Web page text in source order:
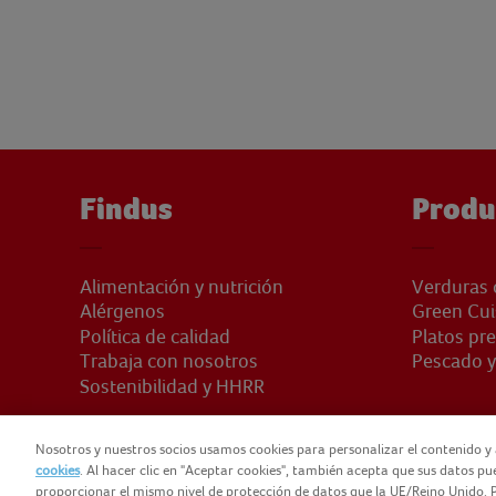
Findus
Alimentación y nutrición
Alérgenos
Política de calidad
Trabaja con nosotros
Sostenibilidad y HHRR
Verduras
Green
Platos
Pescado
Nosotros y nuestros socios usamos cookies para personalizar el contenido
cookies. Al hacer clic en "Aceptar cookies", también acepta que sus datos
proporcionar el mismo nivel de protección de datos que la UE/Reino Unido.